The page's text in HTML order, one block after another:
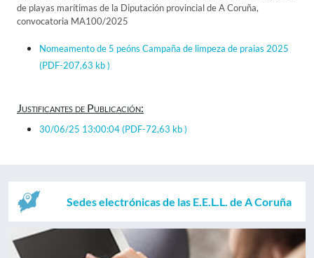
de playas marítimas de la Diputación provincial de A Coruña,
convocatoria MA100/2025
Nomeamento de 5 peóns Campaña de limpeza de praias 2025
(PDF-207,63 kb )
Justificantes de Publicación:
30/06/25 13:00:04(PDF-72,63 kb )
Sedes electrónicas de las E.E.L.L. de A Coruña